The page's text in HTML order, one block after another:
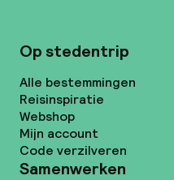
Op stedentrip
Alle bestemmingen
Reisinspiratie
Webshop
Mijn account
Code verzilveren
Samenwerken